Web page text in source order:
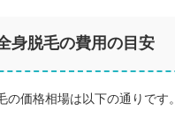
身脱毛の費用の目安
の価格相場は以下の通りです。